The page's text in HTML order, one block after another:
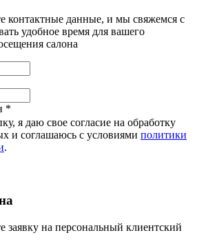
контактные данные, и мы свяжемся с
удобное время для вашего
салона
*
я даю свое согласие на обработку
и соглашаюсь с условиями политики
.
заявку на персональный клиентский